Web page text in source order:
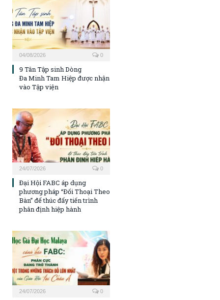
04/08/2026 0
9 Tân Tập sinh Dòng
Đa Minh Tam Hiệp được nhận
vào Tập viện
24/07/2026 0
Đại Hội FABC áp dụng
phương pháp “Đối Thoại Theo
Bàn” để thúc đẩy tiến trình
phân định hiệp hành
24/07/2026 0